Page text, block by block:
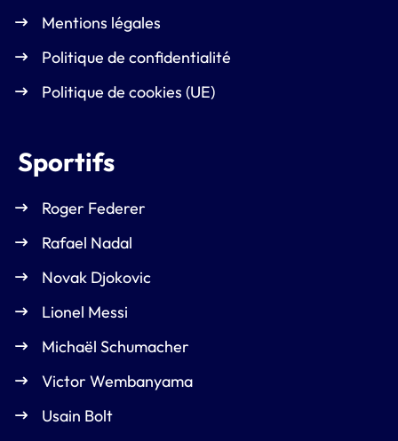
Mentions légales
Politique de confidentialité
Politique de cookies (UE)
Sportifs
Roger Federer
Rafael Nadal
Novak Djokovic
Lionel Messi
Michaël Schumacher
Victor Wembanyama
Usain Bolt